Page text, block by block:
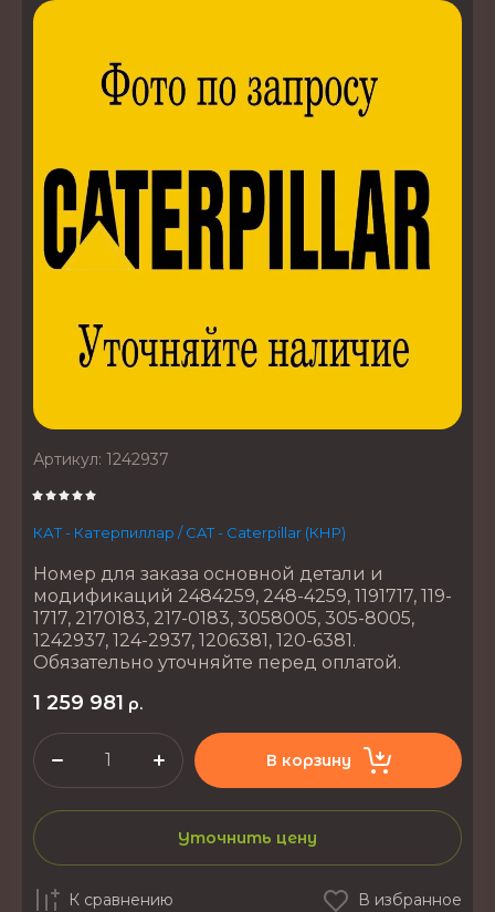
Артикул: 1242937
КАТ - Катерпиллар / CAT - Caterpillar (КНР)
Номер для заказа основной детали и
модификаций 2484259, 248-4259, 1191717, 119-
1717, 2170183, 217-0183, 3058005, 305-8005,
1242937, 124-2937, 1206381, 120-6381.
Обязательно уточняйте перед оплатой.
1 259 981 р.
В корзину
Уточнить цену
К сравнению В избранное